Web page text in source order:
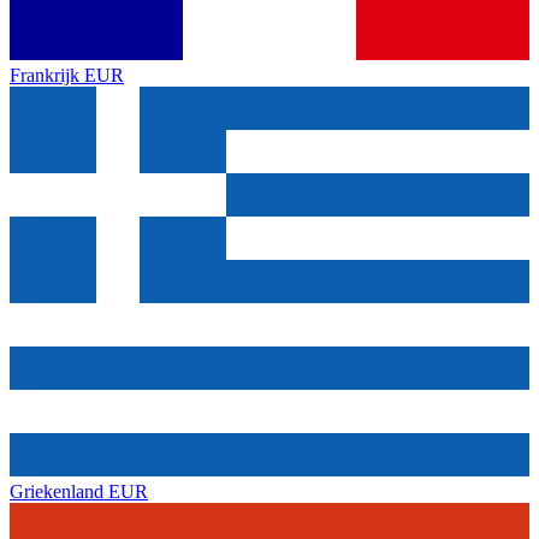
Frankrijk EUR
Griekenland EUR